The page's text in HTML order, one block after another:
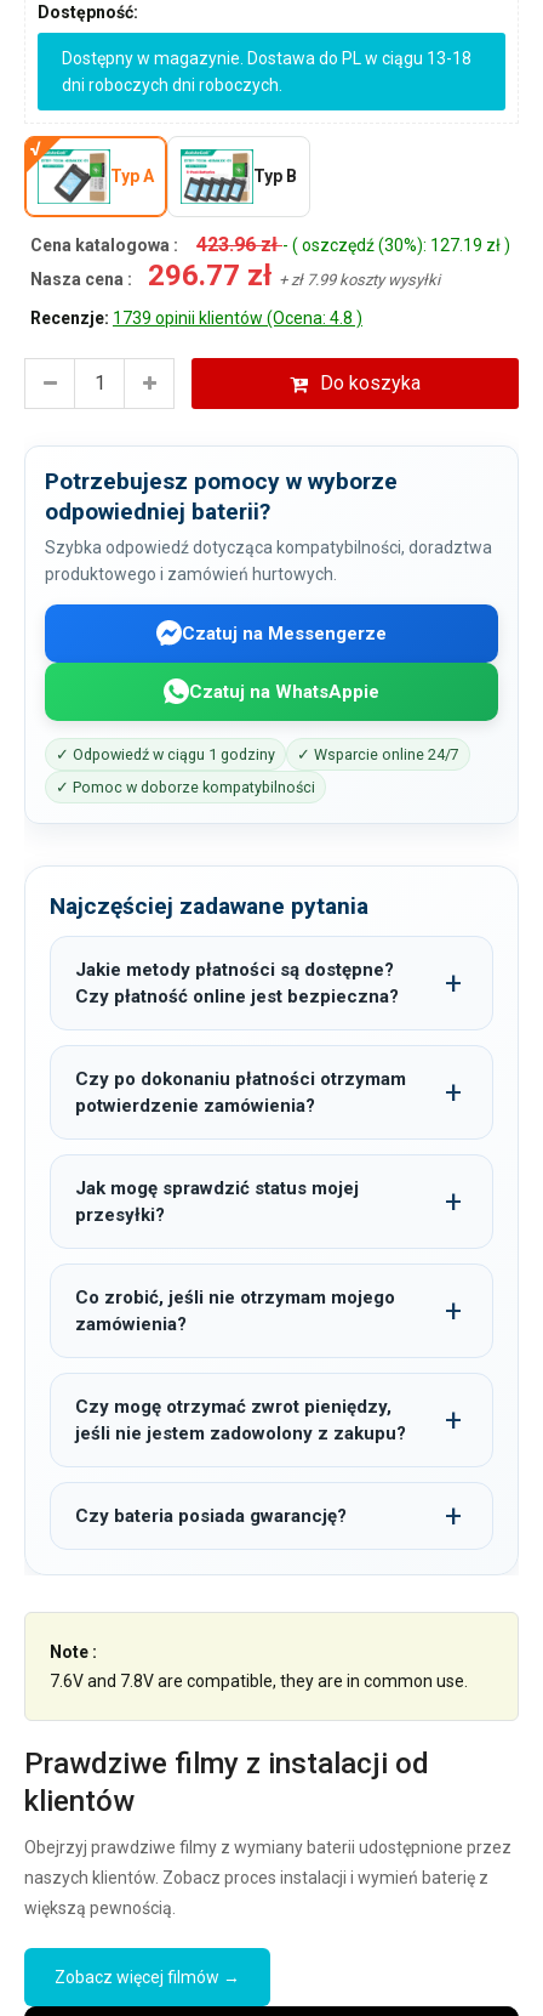
Dostępność:
Dostępny w magazynie. Dostawa do PL w ciągu 13-18
dni roboczych dni roboczych.
Typ A Typ B
Cena katalogowa : 423.96 zł- ( oszczędź (30%): 127.19 zł )
Nasza cena :
296.77 zł + zł 7.99 koszty wysyłki
Recenzje: 1739 opinii klientów (Ocena: 4.8 )
Do koszyka
Potrzebujesz pomocy w wyborze
odpowiedniej baterii?
Szybka odpowiedź dotycząca kompatybilności, doradztwa
produktowego i zamówień hurtowych.
Czatuj na Messengerze
Czatuj na WhatsAppie
✓ Odpowiedź w ciągu 1 godziny
✓ Wsparcie online 24/7
✓ Pomoc w doborze kompatybilności
Najczęściej zadawane pytania
Jakie metody płatności są dostępne?
Czy płatność online jest bezpieczna?
Czy po dokonaniu płatności otrzymam
potwierdzenie zamówienia?
Jak mogę sprawdzić status mojej
przesyłki?
Co zrobić, jeśli nie otrzymam mojego
zamówienia?
Czy mogę otrzymać zwrot pieniędzy,
jeśli nie jestem zadowolony z zakupu?
Czy bateria posiada gwarancję?
Note :
7.6V and 7.8V are compatible, they are in common use.
Prawdziwe filmy z instalacji od
klientów
Obejrzyj prawdziwe filmy z wymiany baterii udostępnione przez
naszych klientów. Zobacz proces instalacji i wymień baterię z
większą pewnością.
Zobacz więcej filmów →